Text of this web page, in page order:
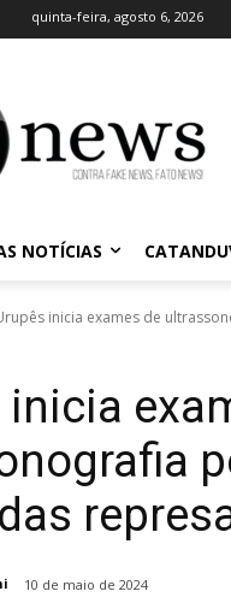
quinta-feira, agosto 6, 2026
NOTÍCIAS
inicia exames de
inicia
10 de maio de 2024